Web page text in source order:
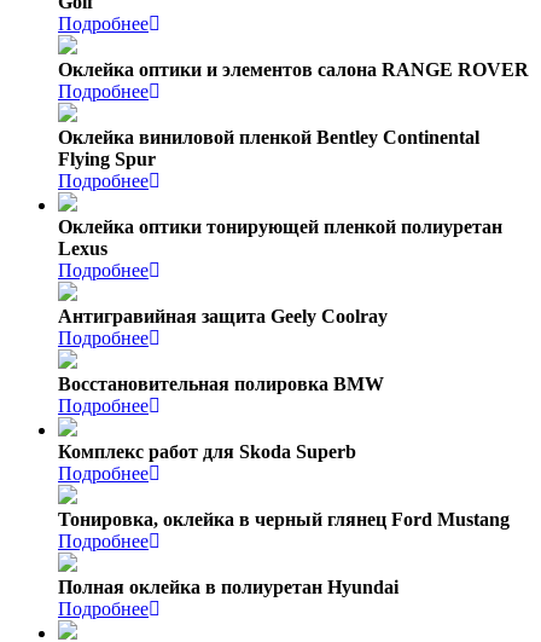
Подробнее
Оклейка оптики и элементов салона RANGE ROVER
Подробнее
Оклейка виниловой пленкой Bentley Continental
Flying Spur
Подробнее
Оклейка оптики тонирующей пленкой полиуретан
Lexus
Подробнее
Антигравийная защита Geely Coolray
Подробнее
Восстановительная полировка BMW
Подробнее
Комплекс работ для Skoda Superb
Подробнее
Тонировка, оклейка в черный глянец Ford Mustang
Подробнее
Полная оклейка в полиуретан Hyundai
Подробнее